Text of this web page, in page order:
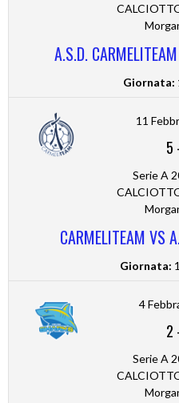
A.S.D.
Giornata:
11
5
Serie A
CARMELITEAM VS
Giornata:
4
2
Serie A